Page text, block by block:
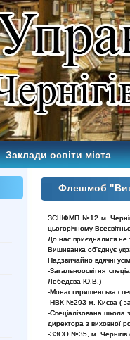
Заклади освіти міста
Флешмоб
ЗСШФМП №12 м.
цьогорічному
До нас приєдналися не
Вишиванка об'єднує
Надзвичайно вдячні
-Загальноосвітня
Лебедєва Ю.В.)
-Монастирищенська
-НВК №293 м. Києва (
-Спеціалізована школа
директора з виховної
-ЗЗСО №35, м. Чернігів